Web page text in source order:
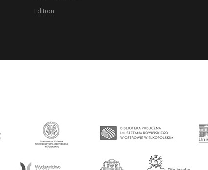
Edition